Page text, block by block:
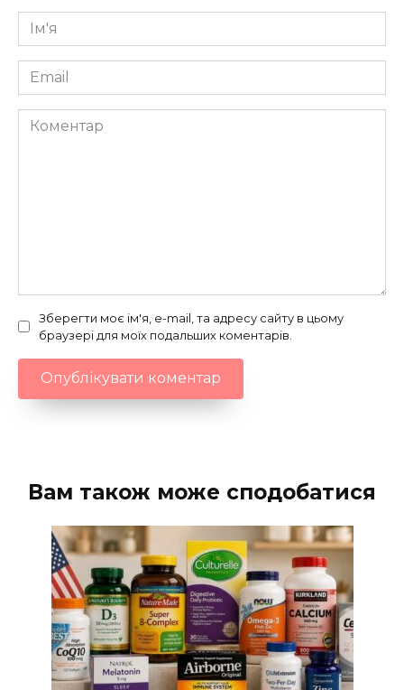
Ім'я
*
Email
*
Коментар
Зберегти моє ім'я, e-mail, та адресу сайту в цьому
браузері для моїх подальших коментарів.
Вам також може сподобатися